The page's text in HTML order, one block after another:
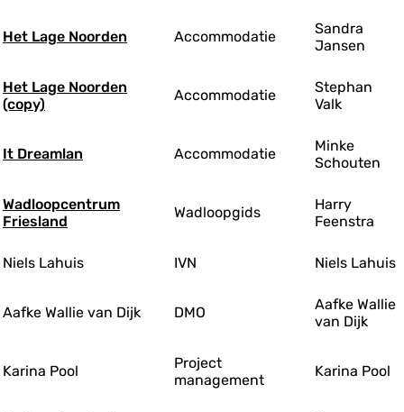
Het Lage Noorden Accommodatie
Sandra
Jansen
Het Lage Noorden
(copy)
Accommodatie
Stephan
Valk
It Dreamlan Accommodatie
Minke
Schouten
Wadloopcentrum
Friesland
Wadloopgids
Harry
Feenstra
Niels Lahuis IVN Niels Lahuis
Aafke Wallie van Dijk DMO
Aafke Wallie
van Dijk
Karina Pool
Project
management
Karina Pool